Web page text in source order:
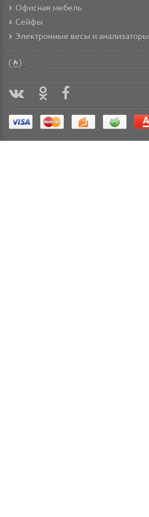
Офисная мебель
Сейфы
Электронные весы и анализаторы